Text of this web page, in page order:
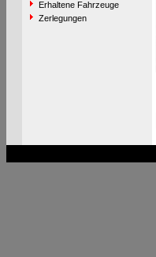
Erhaltene Fahrzeuge
Zerlegungen